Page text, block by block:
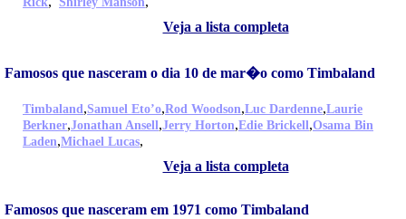
Veja a lista completa
Famosos que nasceram o dia 10 de mar�o como Timbaland
Timbaland,Samuel Eto’o,Rod Woodson,Luc Dardenne,Laurie
Berkner,Jonathan Ansell,Jerry Horton,Edie Brickell,Osama Bin
Laden,Michael Lucas,
Veja a lista completa
Famosos que nasceram em 1971 como Timbaland